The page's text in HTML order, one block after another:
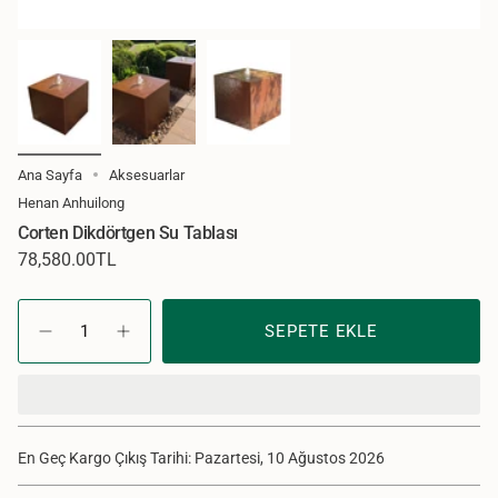
Ana Sayfa
Aksesuarlar
Henan Anhuilong
Corten Dikdörtgen Su Tablası
Normal
78,580.00TL
{"in_cart_html"=>"Sepette
<span
</span>
Corten
Su
-
SEPETE EKLE
En Geç Kargo Çıkış Tarihi: Pazartesi, 10 Ağustos 2026